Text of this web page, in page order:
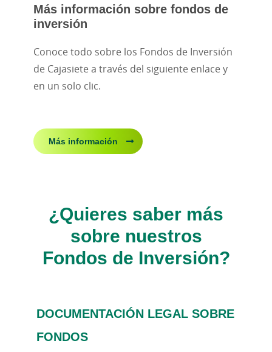
Más información sobre fondos de
inversión
Conoce todo sobre los Fondos de Inversión
de Cajasiete a través del siguiente enlace y
en un solo clic.
Más información
¿Quieres saber más
sobre nuestros
Fondos de Inversión?
DOCUMENTACIÓN LEGAL SOBRE
FONDOS